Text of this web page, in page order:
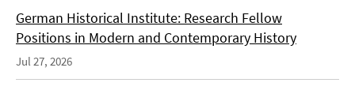
German Historical Institute: Research Fellow
Positions in Modern and Contemporary History
Jul 27, 2026